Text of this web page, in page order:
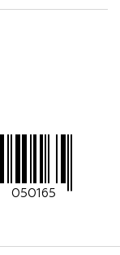
050165